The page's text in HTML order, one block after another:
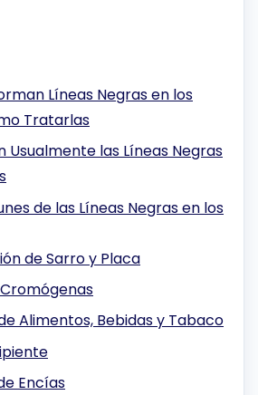
Líneas Negras en los
Tratarlas
Usualmente las Líneas Negras
de las Líneas Negras en los
de Sarro y Placa
Alimentos, Bebidas y Tabaco
Encías